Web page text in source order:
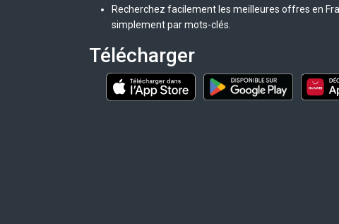
Recherchez facilement les meilleures offres en
simplement par mots-clés.
Télécharger